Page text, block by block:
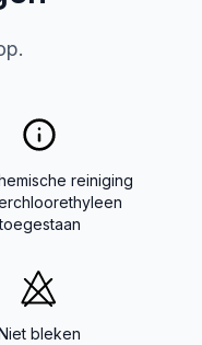
reiniging
bleken